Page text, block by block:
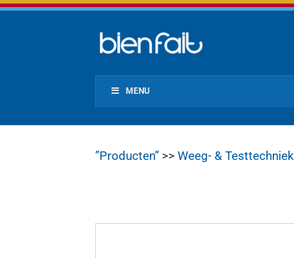
MENU
”Producten” >>Weeg- & Testtechniek